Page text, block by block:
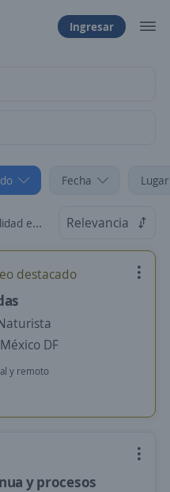
Ingresar
Fecha
México DF Relevancia
destacado
DF
y remoto
y procesos